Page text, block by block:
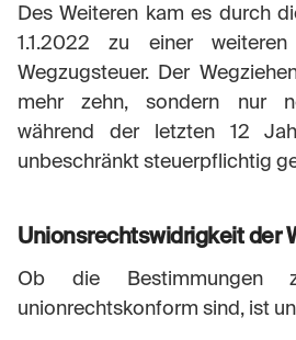
Des Weiteren kam es durch
1.1.2022 zu einer
Wegzugsteuer. Der
mehr zehn, sondern nur
während der letzten 12
unbeschränkt steuerpflichtig
Unionsrechtswidrigkeit der
Ob die Bestimmungen
unionrechtskonform sind, ist